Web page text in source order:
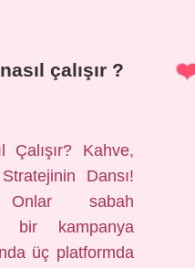
çalışır ?
Çalışır? Kahve,
Dansı!
Onlar sabah
bir kampanya
üç platformda